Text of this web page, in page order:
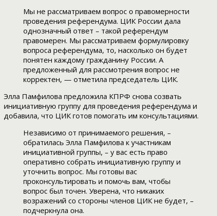
Мы не рассматриваем вопрос о правомерности
проведения референдума. ЦИК России дала
однозначный ответ – такой референдум
правомерен. Мы рассматриваем формулировку
вопроса референдума, то, насколько он будет
понятен каждому гражданину России. А
предложенный для рассмотрения вопрос не
корректен, — отметила председатель ЦИК.
Элла Памфилова предложила КПРФ снова созвать
инициативную группу для проведения референдума и
добавила, что ЦИК готов помогать им консультациями.
Независимо от принимаемого решения, –
обратилась Элла Памфилова к участникам
инициативной группы, – у вас есть право
оперативно собрать инициативную группу и
уточнить вопрос. Мы готовы вас
проконсультировать и помочь вам, чтобы
вопрос был точен. Уверена, что никаких
возражений со стороны членов ЦИК не будет, –
подчеркнула она.